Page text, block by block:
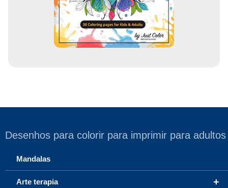
Desenhos para colorir para imprimir para adultos
Mandalas
+
Arte terapia